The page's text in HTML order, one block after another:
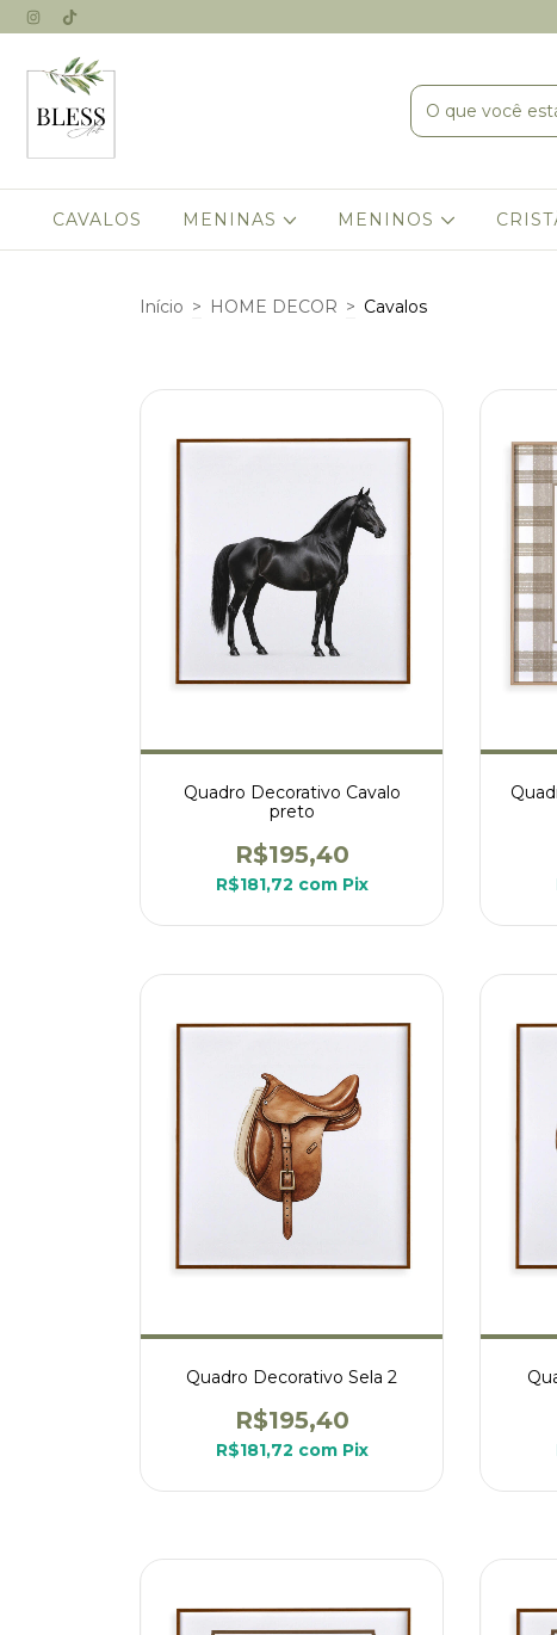
CAVALOS MENINAS MENINOS
Início > HOME DECOR > Cavalos
Quadro Decorativo Cavalo
preto
R$195,40
R$181,72 com Pix
Quadro Decorativo Sela 2
R$195,40
R$181,72 com Pix